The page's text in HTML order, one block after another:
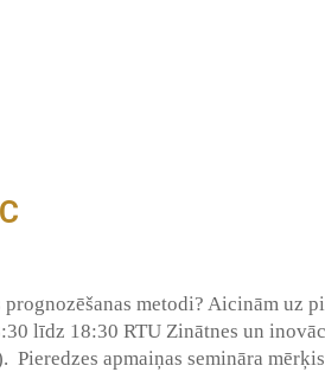
metodi? Aicinām uz
līdz 18:30 RTU Zinātnes un
Pieredzes apmaiņas semināra